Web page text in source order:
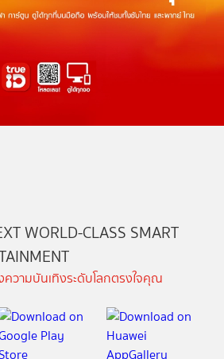
WORLD-CLASS SMART
วามบันเทิงระดับโลกตรงใจคุณ